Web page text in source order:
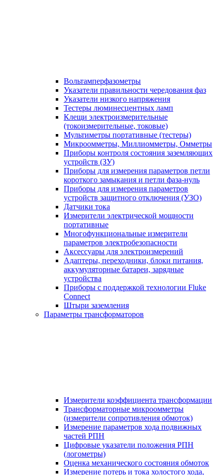
Вольтамперфазометры
Указатели правильности чередования фаз
Указатели низкого напряжения
Тестеры люминесцентных ламп
Клещи электроизмерительные
(токоизмерительные, токовые)
Мультиметры портативные (тестеры)
Микроомметры, Миллиомметры, Омметры
Приборы контроля состояния заземляющих
устройств (ЗУ)
Приборы для измерения параметров петли
короткого замыкания и петли фаза-нуль
Приборы для измерения параметров
устройств защитного отключения (УЗО)
Датчики тока
Измерители электрической мощности
портативные
Многофункциональные измерители
параметров электробезопасности
Аксессуары для электроизмерений
Адаптеры, переходники, блоки питания,
аккумуляторные батареи, зарядные
устройства
Приборы с поддержкой технологии Fluke
Connect
Штыри заземления
Параметры трансформаторов
Измерители коэффициента трансформации
Трансформаторные микроомметры
(измерители сопротивления обмоток)
Измерение параметров хода подвижных
частей РПН
Цифровые указатели положения РПН
(логометры)
Оценка механического состояния обмоток
Измерение потерь и тока холостого хода,